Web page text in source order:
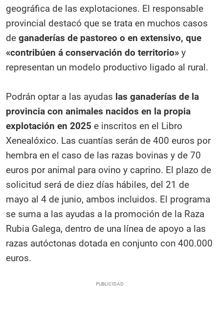
geográfica de las explotaciones. El responsable
provincial destacó que se trata en muchos casos
de ganaderías de pastoreo o en extensivo, que
«contribúen á conservación do territorio» y
representan un modelo productivo ligado al rural.
Podrán optar a las ayudas las ganaderías de la
provincia con animales nacidos en la propia
explotación en 2025 e inscritos en el Libro
Xenealóxico. Las cuantías serán de 400 euros por
hembra en el caso de las razas bovinas y de 70
euros por animal para ovino y caprino. El plazo de
solicitud será de diez días hábiles, del 21 de
mayo al 4 de junio, ambos incluidos. El programa
se suma a las ayudas a la promoción de la Raza
Rubia Galega, dentro de una línea de apoyo a las
razas autóctonas dotada en conjunto con 400.000
euros.